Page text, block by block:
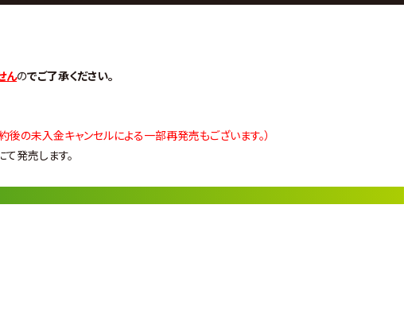
んのでご了承ください。
後の未入金キャンセルによる一部再発売もございます。）
て発売します。